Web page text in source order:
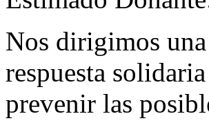
Nos dirigimos
respuesta
prevenir las